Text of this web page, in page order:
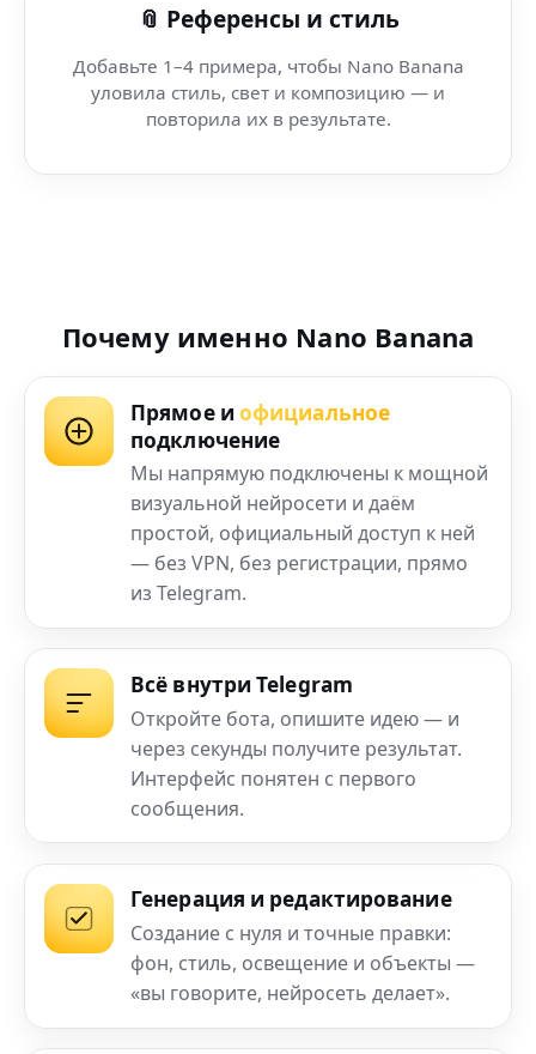
📎 Референсы и стиль
Добавьте 1–4 примера, чтобы Nano Banana
уловила стиль, свет и композицию — и
повторила их в результате.
Почему именно Nano Banana
Прямое и официальное
подключение
Мы напрямую подключены к мощной
визуальной нейросети и даём
простой, официальный доступ к ней
— без VPN, без регистрации, прямо
из Telegram.
Всё внутри Telegram
Откройте бота, опишите идею — и
через секунды получите результат.
Интерфейс понятен с первого
сообщения.
Генерация и редактирование
Создание с нуля и точные правки:
фон, стиль, освещение и объекты —
«вы говорите, нейросеть делает».